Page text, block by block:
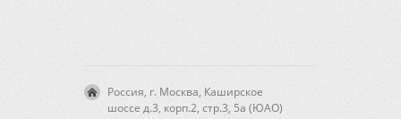
Россия, г. Москва, Каширское
шоссе д.3, корп.2, стр.3, 5а (ЮАО)